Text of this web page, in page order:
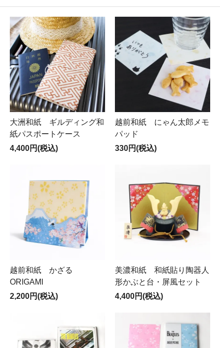
大洲和紙 ギルディング和
紙パスポートケース
4,400円(税込)
越前和紙 にゃん太郎メモ
パッド
330円(税込)
越前和紙 かざる
ORIGAMI
2,200円(税込)
美濃和紙 和紙貼り陶器人
形かぶと台・屏風セット
4,400円(税込)